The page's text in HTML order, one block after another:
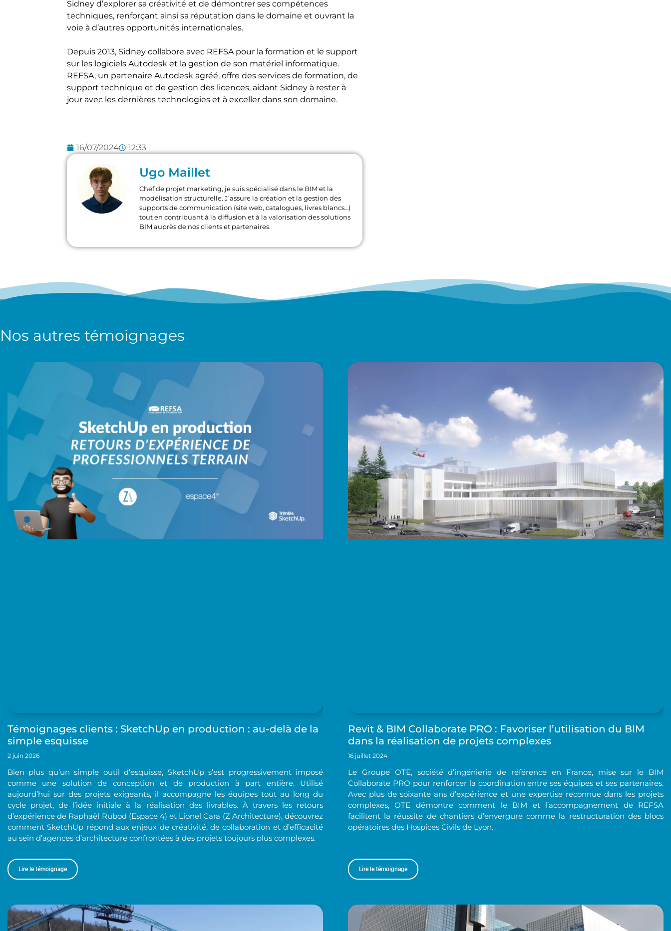
Sidney d’explorer sa créativité et de démontrer ses compétences
techniques, renforçant ainsi sa réputation dans le domaine et ouvrant la
voie à d’autres opportunités internationales.
Depuis 2013, Sidney collabore avec REFSA pour la formation et le support
sur les logiciels Autodesk et la gestion de son matériel informatique.
REFSA, un partenaire Autodesk agréé, offre des services de formation, de
support technique et de gestion des licences, aidant Sidney à rester à
jour avec les dernières technologies et à exceller dans son domaine.
16/07/2024 12:33
Ugo Maillet
Chef de projet marketing, je suis spécialisé dans le BIM et la
modélisation structurelle. J’assure la création et la gestion des
supports de communication (site web, catalogues, livres blancs…)
tout en contribuant à la diffusion et à la valorisation des solutions
BIM auprès de nos clients et partenaires.
Nos autres témoignages
Témoignages clients : SketchUp en production : au-delà de la
simple esquisse
2 juin 2026
Bien plus qu’un simple outil d’esquisse, SketchUp s’est progressivement imposé
comme une solution de conception et de production à part entière. Utilisé
aujourd’hui sur des projets exigeants, il accompagne les équipes tout au long du
cycle projet, de l’idée initiale à la réalisation des livrables. À travers les retours
d’expérience de Raphaël Rubod (Espace 4) et Lionel Cara (Z Architecture), découvrez
comment SketchUp répond aux enjeux de créativité, de collaboration et d’efficacité
au sein d’agences d’architecture confrontées à des projets toujours plus complexes.
Lire le témoignage
Revit & BIM Collaborate PRO : Favoriser l’utilisation du BIM
dans la réalisation de projets complexes
16 juillet 2024
Le Groupe OTE, société d’ingénierie de référence en France, mise sur le BIM
Collaborate PRO pour renforcer la coordination entre ses équipes et ses partenaires.
Avec plus de soixante ans d’expérience et une expertise reconnue dans les projets
complexes, OTE démontre comment le BIM et l’accompagnement de REFSA
facilitent la réussite de chantiers d’envergure comme la restructuration des blocs
opératoires des Hospices Civils de Lyon.
Lire le témoignage